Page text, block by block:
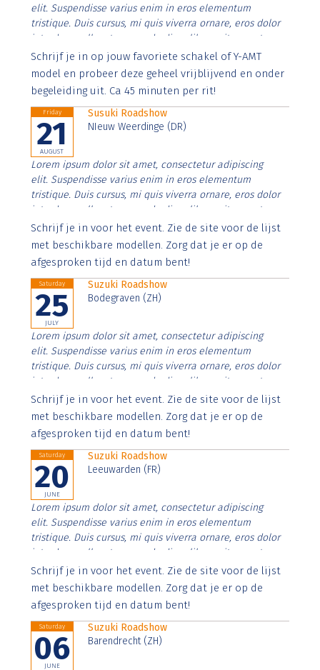
elit. Suspendisse varius enim in eros elementum
tristique. Duis cursus, mi quis viverra ornare, eros dolor
interdum nulla, ut commodo diam libero vitae erat.
Aenean faucibus nibh et justo cursus id rutrum lorem
imperdiet. Nunc ut sem vitae risus tristique posuere.
Schrijf je in op jouw favoriete schakel of Y-AMT
model en probeer deze geheel vrijblijvend en onder
begeleiding uit. Ca 45 minuten per rit!
Friday
21
AUGUST
Susuki Roadshow
NIeuw Weerdinge (DR)
Lorem ipsum dolor sit amet, consectetur adipiscing
elit. Suspendisse varius enim in eros elementum
tristique. Duis cursus, mi quis viverra ornare, eros dolor
interdum nulla, ut commodo diam libero vitae erat.
Aenean faucibus nibh et justo cursus id rutrum lorem
imperdiet. Nunc ut sem vitae risus tristique posuere.
Schrijf je in voor het event. Zie de site voor de lijst
met beschikbare modellen. Zorg dat je er op de
afgesproken tijd en datum bent!
Saturday
25
JULY
Suzuki Roadshow
Bodegraven (ZH)
Lorem ipsum dolor sit amet, consectetur adipiscing
elit. Suspendisse varius enim in eros elementum
tristique. Duis cursus, mi quis viverra ornare, eros dolor
interdum nulla, ut commodo diam libero vitae erat.
Aenean faucibus nibh et justo cursus id rutrum lorem
imperdiet. Nunc ut sem vitae risus tristique posuere.
Schrijf je in voor het event. Zie de site voor de lijst
met beschikbare modellen. Zorg dat je er op de
afgesproken tijd en datum bent!
Saturday
20
JUNE
Suzuki Roadshow
Leeuwarden (FR)
Lorem ipsum dolor sit amet, consectetur adipiscing
elit. Suspendisse varius enim in eros elementum
tristique. Duis cursus, mi quis viverra ornare, eros dolor
interdum nulla, ut commodo diam libero vitae erat.
Aenean faucibus nibh et justo cursus id rutrum lorem
imperdiet. Nunc ut sem vitae risus tristique posuere.
Schrijf je in voor het event. Zie de site voor de lijst
met beschikbare modellen. Zorg dat je er op de
afgesproken tijd en datum bent!
Saturday
06
JUNE
Suzuki Roadshow
Barendrecht (ZH)